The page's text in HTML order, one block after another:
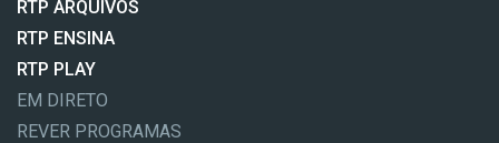
RTP ARQUIVOS
RTP ENSINA
RTP PLAY
EM DIRETO
REVER PROGRAMAS